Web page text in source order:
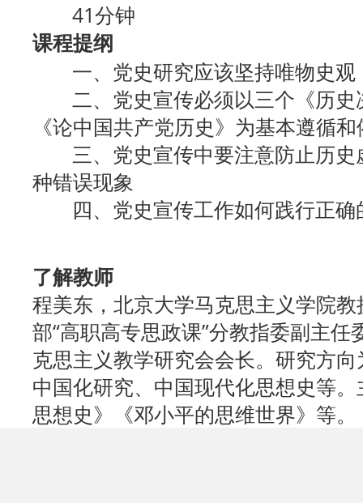
41分钟
课程提纲
一、党史研究应该坚持唯物史观
二、党史宣传必须以三个《历史
《论中国共产党历史》为基本遵循
三、党史宣传中要注意防止历史
种错误现象
四、党史宣传工作如何践行正确
了解教师
程美东，北京大学马克思主义学院
部“高职高专思政课”分教指委副主
克思主义教学研究会会长。研究方
中国化研究、中国现代化思想史等
思想史》《邓小平的思维世界》等。